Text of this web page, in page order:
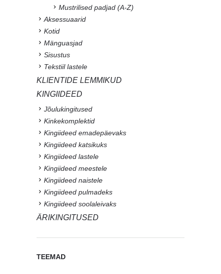
Mustrilised padjad (A-Z)
Aksessuaarid
Kotid
Mänguasjad
Sisustus
Tekstiil lastele
KLIENTIDE LEMMIKUD
KINGIIDEED
Jõulukingitused
Kinkekomplektid
Kingiideed emadepäevaks
Kingiideed katsikuks
Kingiideed lastele
Kingiideed meestele
Kingiideed naistele
Kingiideed pulmadeks
Kingiideed soolaleivaks
ÄRIKINGITUSED
TEEMAD